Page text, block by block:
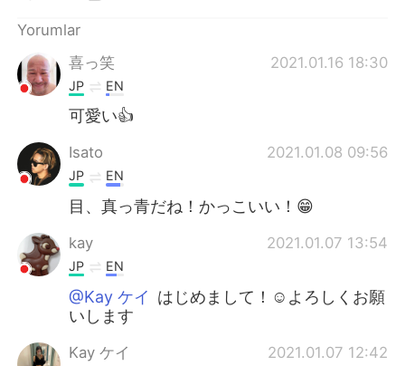
Yorumlar
喜っ笑
2021.01.16 18:30
JP EN
可愛い👍
Isato 2021.01.08 09:56
JP EN
目、真っ青だね！かっこいい！😁
kay 2021.01.07 13:54
JP EN
@Kay ケイ はじめまして！☺よろしくお願
いします
Kay ケイ 2021.01.07 12:42